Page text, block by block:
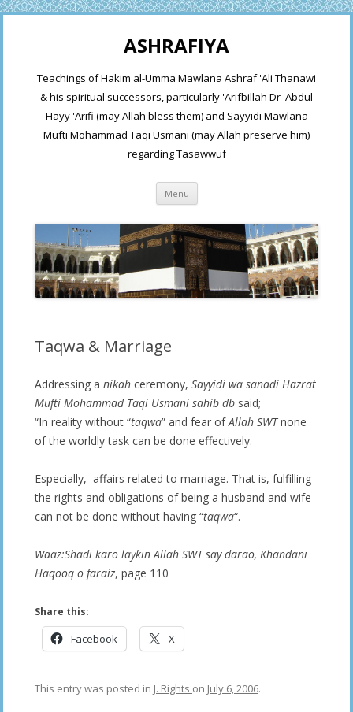
ASHRAFIYA
Teachings of Hakim al-Umma Mawlana Ashraf 'Ali Thanawi
& his spiritual successors, particularly 'Arifbillah Dr 'Abdul
Hayy 'Arifi (may Allah bless them) and Sayyidi Mawlana
Mufti Mohammad Taqi Usmani (may Allah preserve him)
regarding Tasawwuf
Menu Skip
content
Taqwa & Marriage
Addressing a nikah ceremony, Sayyidi wa sanadi Hazrat
Mufti Mohammad Taqi Usmani sahib db said;
“In reality without “taqwa” and fear ofAllah SWTnone
of the worldly task can be done effectively.
Especially, affairs related to marriage. That is, fulfilling
the rights and obligations of being a husband and wife
can not be done without having “taqwa“.
Waaz:Shadi karo laykin Allah SWT say darao, Khandani
Haqooq o faraiz, page 110
Share this:
Facebook X
This entry was posted in J. Rights on July 6, 2006.